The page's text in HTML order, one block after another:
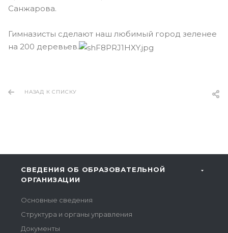
Санжарова.
Гимназисты сделают наш любимый город зеленее
на 200 деревьев.
НАЗАД К СПИСКУ
СВЕДЕНИЯ ОБ ОБРАЗОВАТЕЛЬНОЙ
ОРГАНИЗАЦИИ
Основные сведения
Структура и органы управления
Документы